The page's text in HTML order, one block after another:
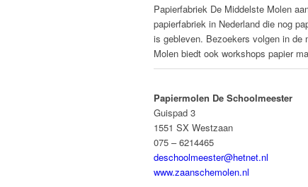
Papierfabriek De Middelste Molen
papierfabriek in Nederland die nog
is gebleven. Bezoekers volgen in de
Molen biedt ook workshops papier
Papiermolen De Schoolmeester
Guispad 3
1551 SX Westzaan
075 – 6214465
deschoolmeester@hetnet.nl
www.zaanschemolen.nl